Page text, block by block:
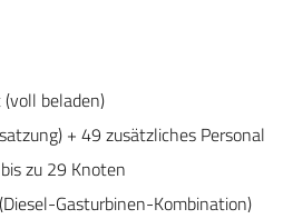
beladen)
+ 49 zusätzliches Personal
zu 29 Knoten
Gasturbinen-Kombination)